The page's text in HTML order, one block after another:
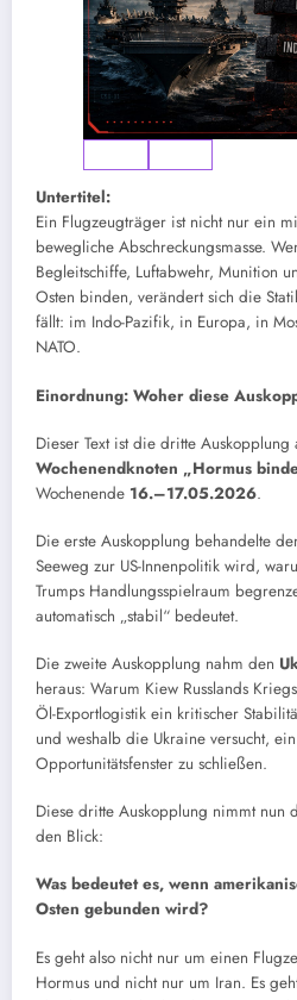
Untertitel:
Ein Flugzeugträger ist nicht nur ein
bewegliche Abschreckungsmasse.
Begleitschiffe, Luftabwehr, Munition
Osten binden, verändert sich die
fällt: im Indo-Pazifik, in Europa, in
NATO.
Einordnung: Woher diese
Dieser Text ist die dritte
Wochenendknoten „Hormus
Wochenende 16.–17.05.2026.
Die erste Auskopplung behandelte
Seeweg zur US-Innenpolitik wird,
Trumps Handlungsspielraum
automatisch „stabil“ bedeutet.
Die zweite Auskopplung nahm den
heraus: Warum Kiew Russlands
Öl-Exportlogistik ein kritischer
und weshalb die Ukraine versucht,
Opportunitätsfenster zu schließen.
Diese dritte Auskopplung nimmt nun
den Blick:
Was bedeutet es, wenn
Osten gebunden wird?
Es geht also nicht nur um einen
Hormus und nicht nur um Iran. Es